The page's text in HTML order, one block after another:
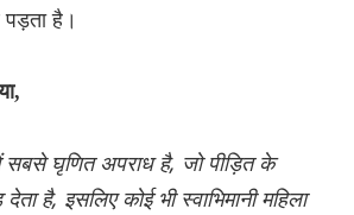
पड़ता है।
सबसे घृणित अपराध है, जो पीड़ित के
है, इसलिए कोई भी स्वाभिमानी महिला